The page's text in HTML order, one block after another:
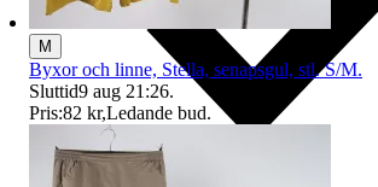
M
Byxor och linne, Stella, senapsgul, stl. S/M.
Sluttid9 aug 21:26.
Pris:82 kr,Ledande bud.